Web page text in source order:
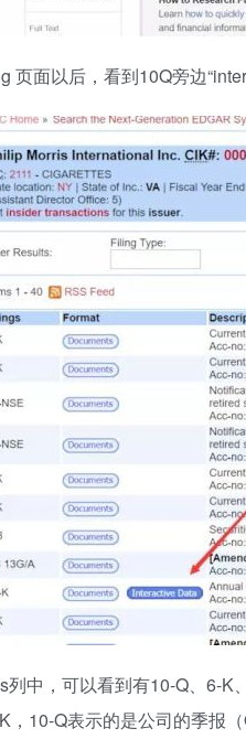
页面以后，看到10Q旁边
列中，可以看到有10-Q、6-K
，10-Q表示的是公司的季报